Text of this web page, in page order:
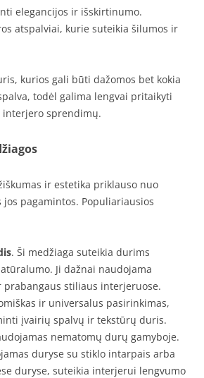
elegancijos ir išskirtinumo.
atspalviai, kurie suteikia šilumos ir
kurios gali būti dažomos bet kokia
todėl galima lengvai pritaikyti
sprendimų.
ir estetika priklauso nuo
jos pagamintos. Populiariausios
. Ši medžiaga suteikia durims
Ji dažnai naudojama
prabangaus stiliaus interjeruose.
ir universalus pasirinkimas,
įvairių spalvų ir tekstūrų duris.
nematomų durų gamyboje.
duryse su stiklo intarpais arba
duryse, suteikia interjerui lengvumo